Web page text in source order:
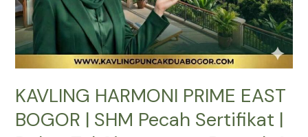
KAVLING HARMONI PRIME EAST
BOGOR | SHM Pecah Sertifikat |
–
Puncak
2